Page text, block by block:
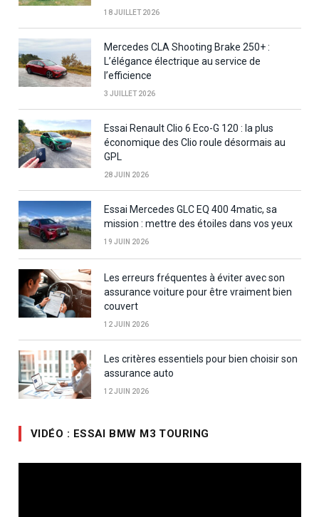
18 JUILLET 2026
Mercedes CLA Shooting Brake 250+ :
L’élégance électrique au service de
l’efficience
3 JUILLET 2026
Essai Renault Clio 6 Eco-G 120 : la plus
économique des Clio roule désormais au
GPL
28 JUIN 2026
Essai Mercedes GLC EQ 400 4matic, sa
mission : mettre des étoiles dans vos yeux
19 JUIN 2026
Les erreurs fréquentes à éviter avec son
assurance voiture pour être vraiment bien
couvert
12 JUIN 2026
Les critères essentiels pour bien choisir son
assurance auto
12 JUIN 2026
VIDÉO : ESSAI BMW M3 TOURING